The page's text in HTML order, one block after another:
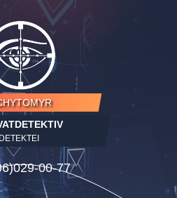
DETEKTEI
00-77